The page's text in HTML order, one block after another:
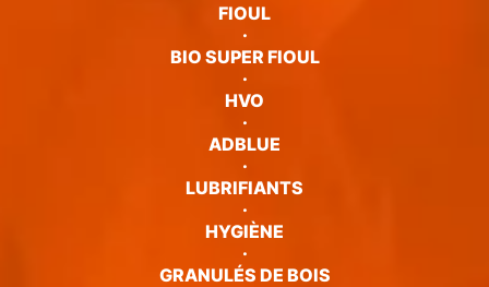
FIOUL
·
BIO SUPER FIOUL
·
HVO
·
ADBLUE
·
LUBRIFIANTS
·
HYGIÈNE
·
GRANULÉS DE BOIS